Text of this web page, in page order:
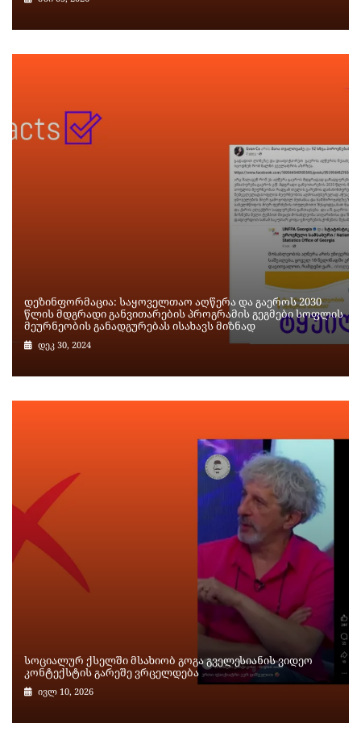
დეზინფორმაცია: საყოველთაო აღწერა და გაეროს 2030
წლის მდგრადი განვითარების პროგრამის გეგმები სოფლის
მეურნეობის განადგურებას ისახავს მიზნად
დეკ 30, 2024
სოციალურ ქსელში მსახიობ გოგა გველესიანის ვიდეო
კონტექსტის გარეშე ვრცელდება
ივლ 10, 2026